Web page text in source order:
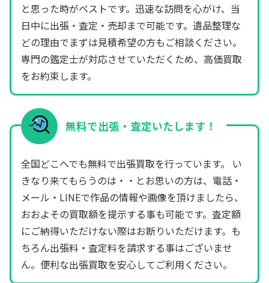
と思った時がベストです。迅速な訪問を心がけ、当
日中に出張・査定・売却まで可能です。遺品整理な
どの理由でまずは見積希望の方もご相談ください。
専門の鑑定士が対応させていただくため、高価買取
をお約束します。
無料で出張・査定いたします！
全国どこへでも無料で出張買取を行っています。 い
きなり来てもらうのは・・とお思いの方は、電話・
メール・LINEで作品の情報や画像を頂けましたら、
おおよその買取額を提示する事も可能です。査定額
にご納得いただけない際はお断りいただけます。も
ちろん出張料・査定料を請求する事はございませ
ん。便利な出張買取を安心してご利用ください。